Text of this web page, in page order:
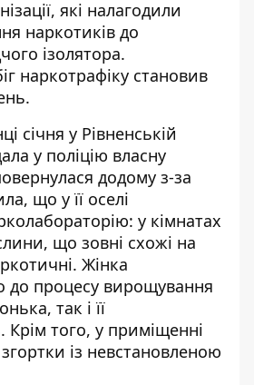
які налагодили
наркотиків до
ізолятора.
наркотрафіку становив
січня у Рівненській
у поліцію власну
додому з-за
що у її оселі
у кімнатах
що зовні схожі на
Жінка
до процесу вирощування
так і її
Крім того, у приміщенні
із невстановленою